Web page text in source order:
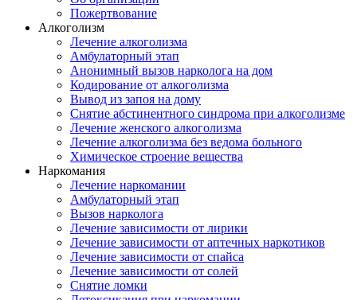
Пожертвование
Алкоголизм
Лечение алкоголизма
Амбулаторный этап
Анонимный вызов нарколога на дом
Кодирование от алкоголизма
Вывод из запоя на дому
Снятие абстинентного синдрома при алкоголизме
Лечение женского алкоголизма
Лечение алкоголизма без ведома больного
Химическое строение вещества
Наркомания
Лечение наркомании
Амбулаторный этап
Вызов нарколога
Лечение зависимости от лирики
Лечение зависимости от аптечных наркотиков
Лечение зависимости от спайса
Лечение зависимости от солей
Снятие ломки